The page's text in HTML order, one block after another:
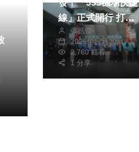
發！「555機場快捷
線」正式開行 打造
國際門戶城市新里程
張皓傑
2026年三月20日
2,760 觀看
1 分享